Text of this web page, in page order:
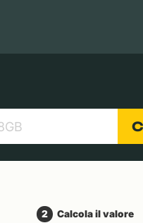
2 Calcola il valore